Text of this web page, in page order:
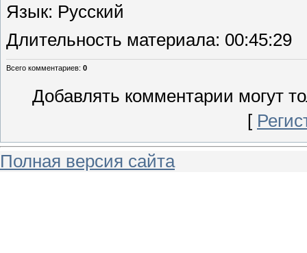
Язык: Русский
Длительность материала: 00:45:29
Всего комментариев: 0
Добавлять комментарии могут
[
Полная версия сайта